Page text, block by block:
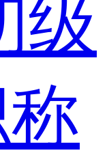
级